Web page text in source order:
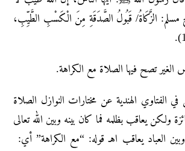
مسلم: الزَّكَاةُ/ قَبُولُ الصَّدَقَةِ مِنَ الْكَسْبِ الطَّيِّبِ،
الغير تصح فيها الصلاة مع الكراهة.
الفتاوي الهندية عن مختارات النوازل الصلاة
يعاقب بظلمه فما كان بينه وبين الله تعالى
العباد يعاقب اهـ قوله: “مع الكراهة” أي: